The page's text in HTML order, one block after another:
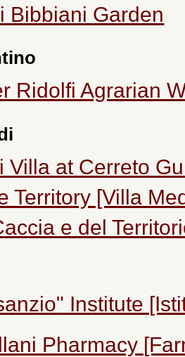
Bibbiani Garden
Ridolfi Agrarian
Villa at Cerreto
Territory [Villa
e del
Institute
Pharmacy